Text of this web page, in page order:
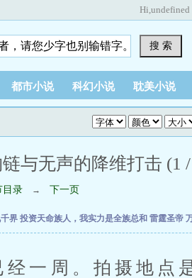
Hi,undefined
搜 索
都市小说 科幻小说 耽美小说
与无声的降维打击 (1
目录 → 下一页
界 投资天命族人，我实力是全族总和 雷霆圣帝
周。拍摄地点是